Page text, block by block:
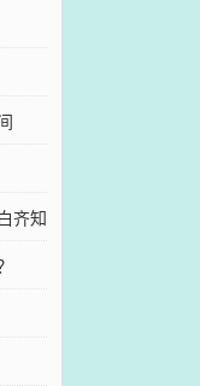
齐知